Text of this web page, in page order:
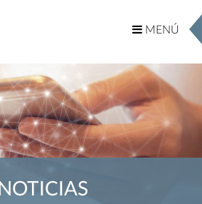
MENÚ
MENÚ
NOTICIAS